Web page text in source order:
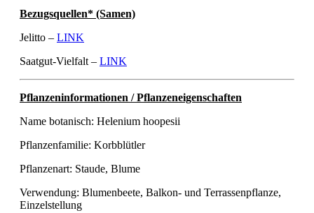
Bezugsquellen* (Samen)
Jelitto – LINK
Saatgut-Vielfalt – LINK
Pflanzeninformationen / Pflanzeneigenschaften
Name botanisch: Helenium hoopesii
Pflanzenfamilie: Korbblütler
Pflanzenart: Staude, Blume
Verwendung: Blumenbeete, Balkon- und Terrassenpflanze,
Einzelstellung